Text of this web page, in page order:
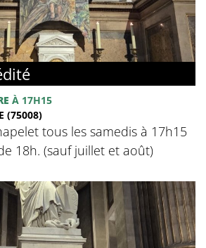
À 17H15
(75008)
tous les samedis à 17h15
18h. (sauf juillet et août)